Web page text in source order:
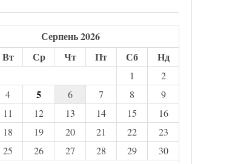
Серпень 2026
Вт Ср Чт Пт Сб Нд
1
2
4 5 6 7 8
9
11 12 13 14 15
16
18 19 20 21 22
23
25 26 27 28 29
30